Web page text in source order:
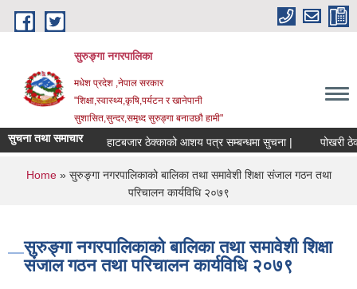
Skip to main content
सुरुङ्‍गा नगरपालिका
मधेश प्रदेश ,नेपाल सरकार
"शिक्षा,स्वास्थ्य,कृषि,पर्यटन र खानेपानी
सुशासित,सुन्दर,समृध्द सुरुङ्गा बनाउछौ हामी"
सुचना तथा समाचार हाटबजार ठेक्काको आशय पत्र सम्बन्धमा सुचना | पोखरी
You are here
Home» सुरुङ्गा नगरपालिकाको बालिका तथा समावेशी शिक्षा संजाल गठन तथा
परिचालन कार्यविधि २०७९
सुरुङ्गा नगरपालिकाको बालिका तथा समावेशी शिक्षा
संजाल गठन तथा परिचालन कार्यविधि २०७९